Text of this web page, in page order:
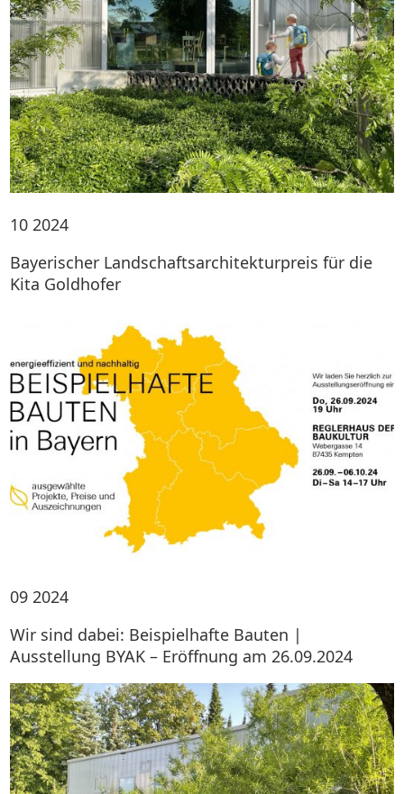
10 2024
Bayerischer Landschaftsarchitekturpreis für die
Kita Goldhofer
09 2024
Wir sind dabei: Beispielhafte Bauten |
Ausstellung BYAK – Eröffnung am 26.09.2024